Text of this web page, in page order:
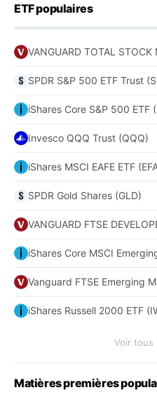
ETF populaires
VANGUARD TOTAL STOCK
SPDR S&P 500 ETF Trust
iShares Core S&P 500 ETF
Invesco QQQ Trust (QQQ)
iShares MSCI EAFE ETF
SPDR Gold Shares (GLD)
VANGUARD FTSE
iShares Core MSCI
Vanguard FTSE Emerging
iShares Russell 2000 ETF
Voir tous
Matières premières